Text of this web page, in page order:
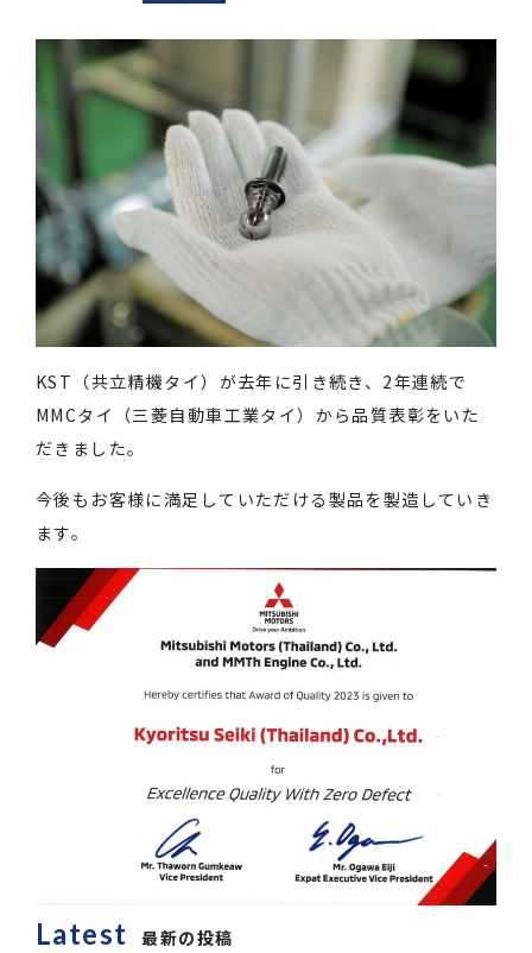
KST（共立精機タイ）が去年に引き続き、2年連続で
MMCタイ（三菱自動車工業タイ）から品質表彰をいた
だきました。
今後もお客様に満足していただける製品を製造していき
ます。
Latest 最新の投稿